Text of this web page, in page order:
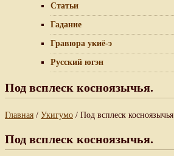
Статьи
Гадание
Гравюра укиё-э
Русский югэн
Под всплеск косноязычья.
Главная / Укигумо / Под всплеск косноязычья.
Под всплеск косноязычья.